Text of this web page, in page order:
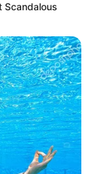
Scandalous